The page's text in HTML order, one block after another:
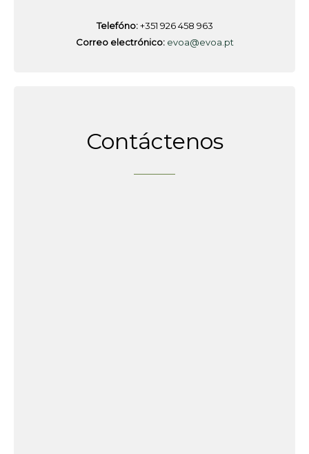
Telefóno:+351 926 458 963
Correo electrónico: evoa@evoa.pt
Contáctenos